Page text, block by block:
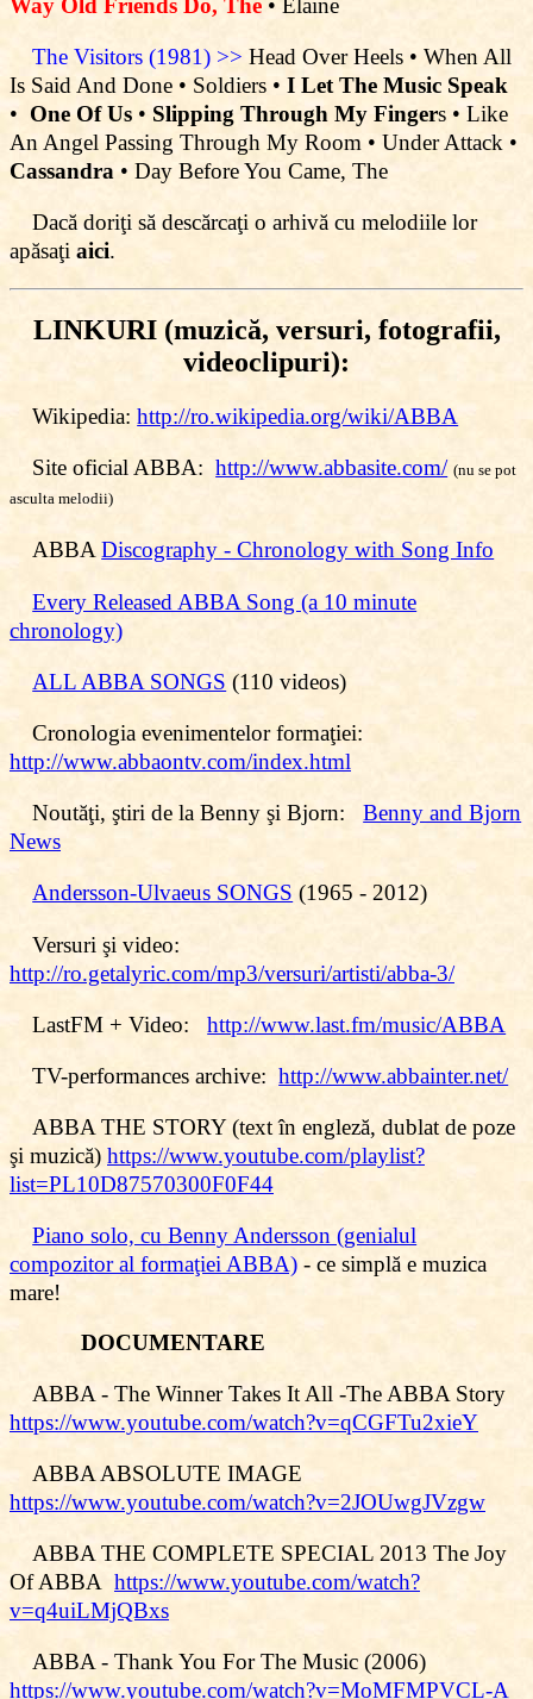
The Visitors (1981) >> Head Over Heels • When All
Is Said And Done • Soldiers • I Let The Music Speak
• One Of Us • Slipping Through My Fingers • Like
An Angel Passing Through My Room • Under Attack •
Cassandra • Day Before You Came, The
Dacă doriţi să descărcaţi o arhivă cu melodiile lor
apăsaţi aici.
LINKURI (muzică, versuri, fotografii,
videoclipuri):
Wikipedia:http://ro.wikipedia.org/wiki/ABBA
Site oficial ABBA:http://www.abbasite.com/ (nu se pot
asculta melodii)
ABBADiscography - Chronology with Song Info
Every Released ABBA Song (a 10 minute
chronology)
ALL ABBA SONGS (110 videos)
Cronologia evenimentelor formaţiei:
http://www.abbaontv.com/index.html
Noutăţi, ştiri de la Benny şi Bjorn:Benny and Bjorn
News
Andersson-Ulvaeus SONGS (1965 - 2012)
Versuri şi video:
http://ro.getalyric.com/mp3/versuri/artisti/abba-3/
LastFM + Video:http://www.last.fm/music/ABBA
TV-performances archive:http://www.abbainter.net/
ABBA THE STORY (text în engleză, dublat de poze
şi muzică) https://www.youtube.com/playlist?
list=PL10D87570300F0F44
Piano solo, cu Benny Andersson (genialul
compozitor al formaţiei ABBA) - ce simplă e muzica
mare!
DOCUMENTARE
ABBA - The Winner Takes It All -The ABBA Story
https://www.youtube.com/watch?v=qCGFTu2xieY
ABBA ABSOLUTE IMAGE
https://www.youtube.com/watch?v=2JOUwgJVzgw
ABBA THE COMPLETE SPECIAL 2013 The Joy
Of ABBA https://www.youtube.com/watch?
v=q4uiLMjQBxs
ABBA - Thank You For The Music (2006)
https://www.youtube.com/watch?v=MoMFMPVCL-A